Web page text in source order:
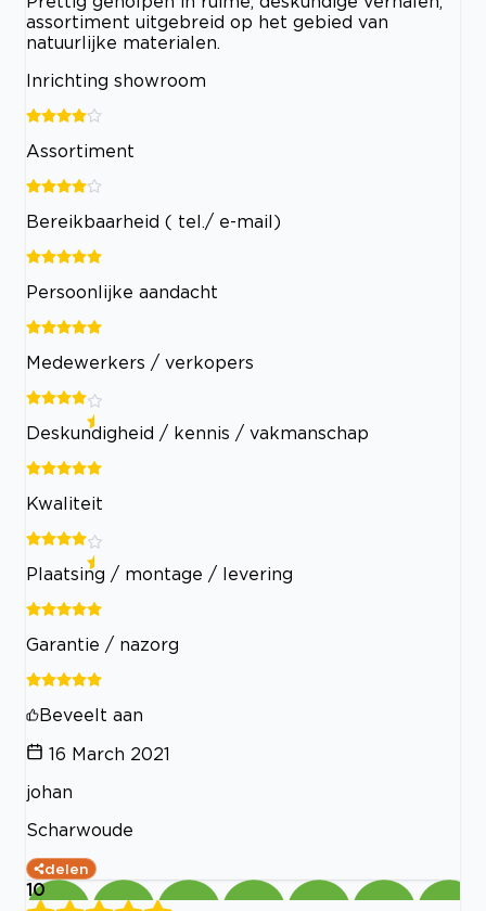
assortiment uitgebreid op het gebied van
natuurlijke materialen.
Inrichting showroom
Assortiment
Bereikbaarheid ( tel./ e-mail)
Persoonlijke aandacht
Medewerkers / verkopers
Deskundigheid / kennis / vakmanschap
Kwaliteit
Plaatsing / montage / levering
Garantie / nazorg
Beveelt aan
16 March 2021
johan
Scharwoude
delen
10